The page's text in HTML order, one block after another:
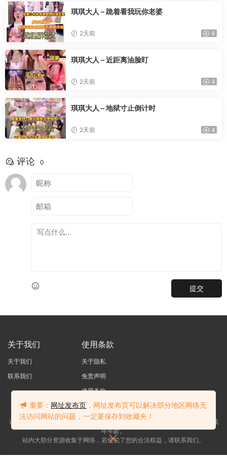
琪琪大人 – 跪着看我玩你老婆
2天前 4
琪琪大人 – 近距离油脸盯
2天前 4
琪琪大人 – 地狱寸止倒计时
2天前 4
评论 0
提交
关于我们
关于我们
联系我们
使用条款
关于隐私
免责声明
使用条款
访问我们的网站，您确认您已经年满十八（18）岁和/或超过您所居住辖区的成
年年龄。
站内大部分资源收集于网络，若侵犯了您的合法权益，请联系我们。
重要： 网址发布页 ，网址发布页可以解决部分地区网络无
法访问网站的问题，一定要保存到收藏夹！